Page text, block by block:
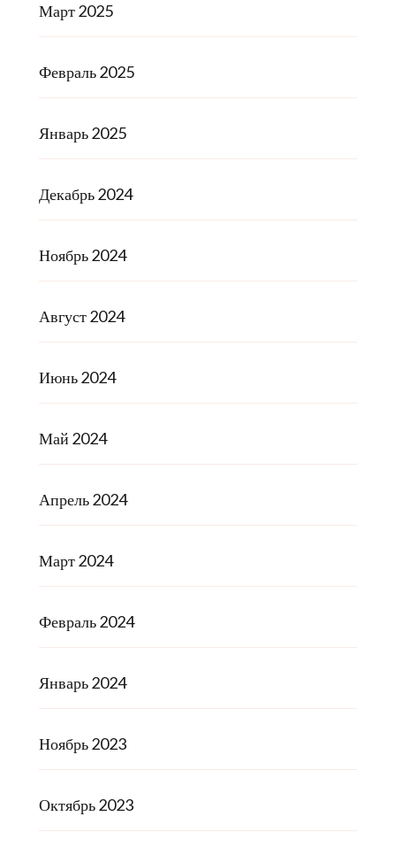
Март 2025
Февраль 2025
Январь 2025
Декабрь 2024
Ноябрь 2024
Август 2024
Июнь 2024
Май 2024
Апрель 2024
Март 2024
Февраль 2024
Январь 2024
Ноябрь 2023
Октябрь 2023